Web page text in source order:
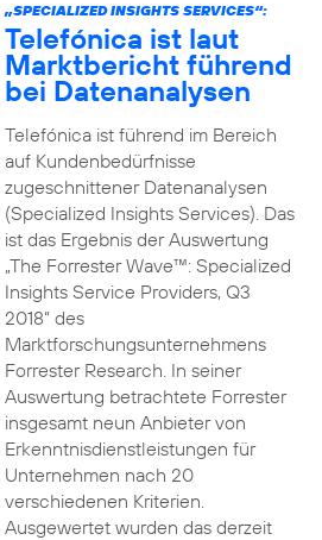
„SPECIALIZED INSIGHTS SERVICES“:
Telefónica ist laut
Marktbericht führend
bei Datenanalysen
Telefónica ist führend im Bereich
auf Kundenbedürfnisse
zugeschnittener Datenanalysen
(Specialized Insights Services). Das
ist das Ergebnis der Auswertung
„The Forrester Wave™: Specialized
Insights Service Providers, Q3
2018“ des
Marktforschungsunternehmens
Forrester Research. In seiner
Auswertung betrachtete Forrester
insgesamt neun Anbieter von
Erkenntnisdienstleistungen für
Unternehmen nach 20
verschiedenen Kriterien.
Ausgewertet wurden das derzeit